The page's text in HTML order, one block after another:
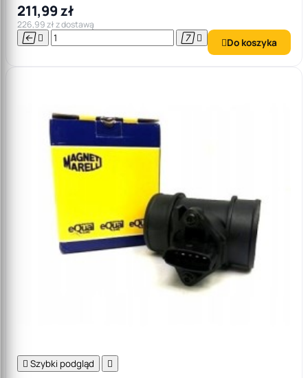
211,99 zł
226,99 zł z dostawą
    Do koszyka
 Szybki podgląd 